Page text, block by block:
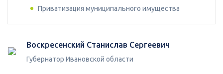
Приватизация муниципального имущества
Воскресенский Станислав Сергеевич
Губернатор Ивановской области